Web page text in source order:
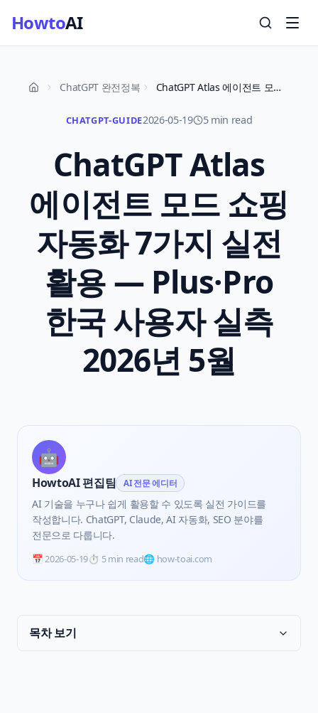
HowtoAI
ChatGPT 완전정복 ChatGPT Atlas 에이전트 모드 쇼핑 자동화 7가지 실전 활용 — Plus·Pro 한국 사용자 실측 2026년 5월
CHATGPT-GUIDE2026-05-19 5 min read
ChatGPT Atlas
에이전트 모드 쇼핑
자동화 7가지 실전
활용 — Plus·Pro
한국 사용자 실측
2026년 5월
🤖
HowtoAI 편집팀 AI 전문 에디터
AI 기술을 누구나 쉽게 활용할 수 있도록 실전 가이드를
작성합니다. ChatGPT, Claude, AI 자동화, SEO 분야를
전문으로 다룹니다.
📅2026-05-19⏱️ 5 min read🌐 how-toai.com
목차 보기